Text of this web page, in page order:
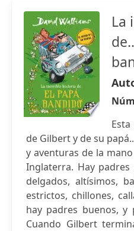
La
de Gilbert y de su
y aventuras de la
Inglaterra. Hay
delgados, altísimos,
estrictos, chillones,
hay padres buenos, y
Cuando Gilbert